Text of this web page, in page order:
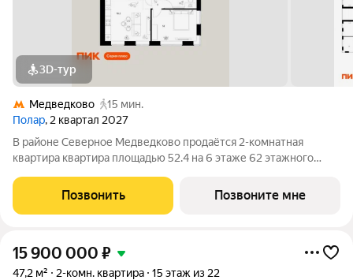
3D-тур
Медведково
15 мин.
Полар, 2 квартал 2027
В районе Северное Медведково продаётся 2-комнатная
квартира квартира площадью 52.4 на 6 этаже 62 этажного
расположение 17 минут пешком до станции метро
«Медведково». 8 минут на автомобиле до
Позвонить Позвоните мне
15 900 000 ₽
47,2 м² 2-комн. квартира 15 этаж из 22